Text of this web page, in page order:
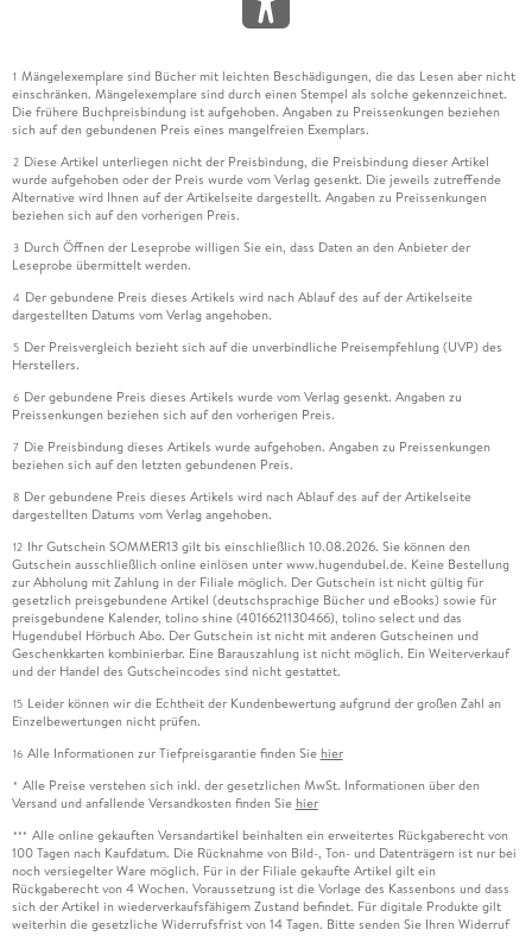
1 Mängelexemplare sind Bücher mit leichten Beschädigungen, die das Lesen aber nicht
einschränken. Mängelexemplare sind durch einen Stempel als solche gekennzeichnet.
Die frühere Buchpreisbindung ist aufgehoben. Angaben zu Preissenkungen beziehen
sich auf den gebundenen Preis eines mangelfreien Exemplars.
2 Diese Artikel unterliegen nicht der Preisbindung, die Preisbindung dieser Artikel
wurde aufgehoben oder der Preis wurde vom Verlag gesenkt. Die jeweils zutreffende
Alternative wird Ihnen auf der Artikelseite dargestellt. Angaben zu Preissenkungen
beziehen sich auf den vorherigen Preis.
3 Durch Öffnen der Leseprobe willigen Sie ein, dass Daten an den Anbieter der
Leseprobe übermittelt werden.
4 Der gebundene Preis dieses Artikels wird nach Ablauf des auf der Artikelseite
dargestellten Datums vom Verlag angehoben.
5 Der Preisvergleich bezieht sich auf die unverbindliche Preisempfehlung (UVP) des
Herstellers.
6 Der gebundene Preis dieses Artikels wurde vom Verlag gesenkt. Angaben zu
Preissenkungen beziehen sich auf den vorherigen Preis.
7 Die Preisbindung dieses Artikels wurde aufgehoben. Angaben zu Preissenkungen
beziehen sich auf den letzten gebundenen Preis.
8 Der gebundene Preis dieses Artikels wird nach Ablauf des auf der Artikelseite
dargestellten Datums vom Verlag angehoben.
12 Ihr Gutschein SOMMER13 gilt bis einschließlich 10.08.2026. Sie können den
Gutschein ausschließlich online einlösen unter www.hugendubel.de. Keine Bestellung
zur Abholung mit Zahlung in der Filiale möglich. Der Gutschein ist nicht gültig für
gesetzlich preisgebundene Artikel (deutschsprachige Bücher und eBooks) sowie für
preisgebundene Kalender, tolino shine (4016621130466), tolino select und das
Hugendubel Hörbuch Abo. Der Gutschein ist nicht mit anderen Gutscheinen und
Geschenkkarten kombinierbar. Eine Barauszahlung ist nicht möglich. Ein Weiterverkauf
und der Handel des Gutscheincodes sind nicht gestattet.
15 Leider können wir die Echtheit der Kundenbewertung aufgrund der großen Zahl an
Einzelbewertungen nicht prüfen.
16 Alle Informationen zur Tiefpreisgarantie finden Sie hier
* Alle Preise verstehen sich inkl. der gesetzlichen MwSt. Informationen über den
Versand und anfallende Versandkosten finden Sie hier
*** Alle online gekauften Versandartikel beinhalten ein erweitertes Rückgaberecht von
100 Tagen nach Kaufdatum. Die Rücknahme von Bild-, Ton- und Datenträgern ist nur bei
noch versiegelter Ware möglich. Für in der Filiale gekaufte Artikel gilt ein
Rückgaberecht von 4 Wochen. Voraussetzung ist die Vorlage des Kassenbons und dass
sich der Artikel in wiederverkaufsfähigem Zustand befindet. Für digitale Produkte gilt
weiterhin die gesetzliche Widerrufsfrist von 14 Tagen. Bitte senden Sie Ihren Widerruf